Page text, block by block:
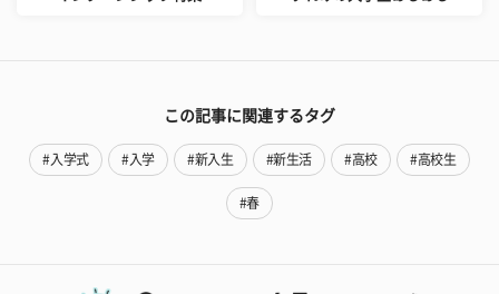
この記事に関連するタグ
#入学式 #入学 #新入生 #新生活 #高校 #高校生
#春